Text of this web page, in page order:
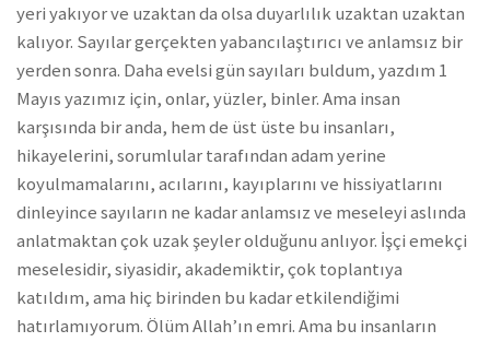
yeri yakıyor ve uzaktan da olsa duyarlılık uzaktan uzaktan
kalıyor. Sayılar gerçekten yabancılaştırıcı ve anlamsız bir
yerden sonra. Daha evelsi gün sayıları buldum, yazdım 1
Mayıs yazımız için, onlar, yüzler, binler. Ama insan
karşısında bir anda, hem de üst üste bu insanları,
hikayelerini, sorumlular tarafından adam yerine
koyulmamalarını, acılarını, kayıplarını ve hissiyatlarını
dinleyince sayıların ne kadar anlamsız ve meseleyi aslında
anlatmaktan çok uzak şeyler olduğunu anlıyor. İşçi emekçi
meselesidir, siyasidir, akademiktir, çok toplantıya
katıldım, ama hiç birinden bu kadar etkilendiğimi
hatırlamıyorum. Ölüm Allah’ın emri. Ama bu insanların